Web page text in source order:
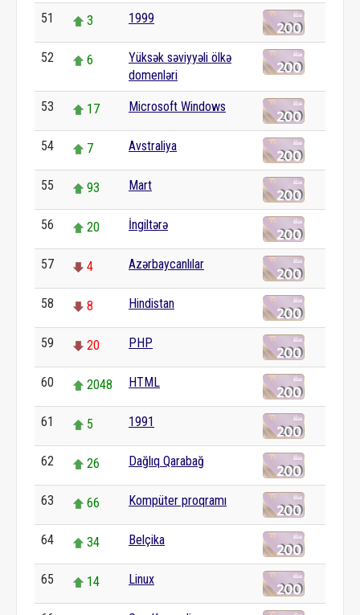
51 3 1999
52 6
Yüksək səviyyəli ölkə
domenləri
53 17 Microsoft Windows
54 7 Avstraliya
55 93 Mart
56 20 İngiltərə
57 4 Azərbaycanlılar
58 8 Hindistan
59 20 PHP
60 2048 HTML
61 5 1991
62 26 Dağlıq Qarabağ
63 66 Kompüter proqramı
64 34 Belçika
65 14 Linux